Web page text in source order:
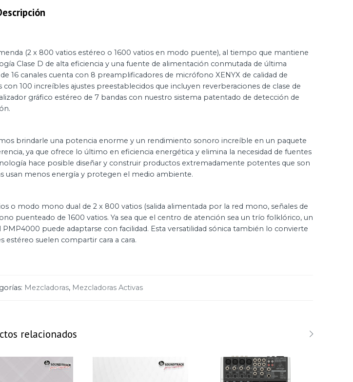
(2 x 800 vatios estéreo o 1600 vatios en modo puente), al tiempo que mantiene
Clase D de alta eficiencia y una fuente de alimentación conmutada de última
16 canales cuenta con 8 preamplificadores de micrófono XENYX de calidad de
100 increíbles ajustes preestablecidos que incluyen reverberaciones de clase de
gráfico estéreo de 7 bandas con nuestro sistema patentado de detección de
brindarle una potencia enorme y un rendimiento sonoro increíble en un paquete
ya que ofrece lo último en eficiencia energética y elimina la necesidad de fuentes
hace posible diseñar y construir productos extremadamente potentes que son
usan menos energía y protegen el medio ambiente.
o modo mono dual de 2 x 800 vatios (salida alimentada por la red mono, señales de
puenteado de 1600 vatios. Ya sea que el centro de atención sea un trío folklórico, un
puede adaptarse con facilidad. Esta versatilidad sónica también lo convierte
estéreo suelen compartir cara a cara.
Mezcladoras, Mezcladoras Activas
relacionados